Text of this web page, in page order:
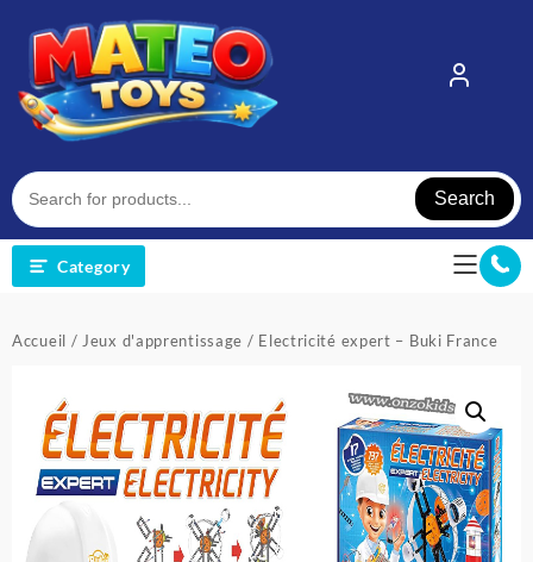
content
Search
Category
Accueil /Jeux d'apprentissage / Electricité expert – Buki France